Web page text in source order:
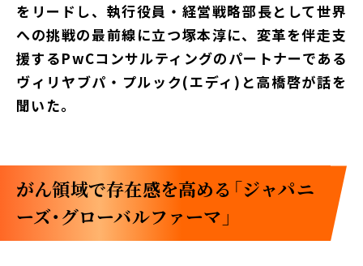
をリードし、執行役員・経営戦略部長として世界
への挑戦の最前線に立つ塚本淳に、変革を伴走支
援するPwCコンサルティングのパートナーである
ヴィリヤブパ・プルック(エディ)と高橋啓が話を
聞いた。
がん領域で存在感を高める「ジャパニ
ーズ・グローバルファーマ」